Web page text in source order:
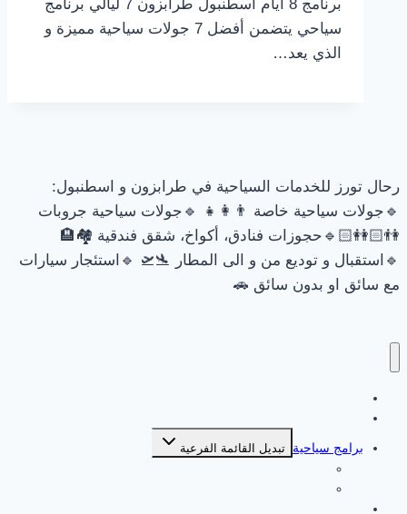
برنامج 8 ايام اسطنبول طرابزون 7 ليالي برنامج
سياحي يتضمن أفضل 7 جولات سياحية مميزة و
الذي يعد…
رحال تورز للخدمات السياحية في طرابزون و اسطنبول:
🔹جولات سياحية خاصة 👨‍👩‍👧 🔹جولات سياحية جروبات
👫🏻👭🏻🔹حجوزات فنادق، أكواخ، شقق فندقية 🏘🏨
🔹استقبال و توديع من و الى المطار 🛬🛫 🔹استئجار سيارات
مع سائق او بدون سائق 🚗
برامج سياحية تبديل القائمة الفرعية